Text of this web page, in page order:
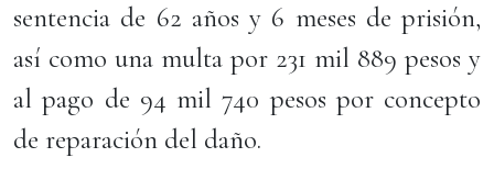
sentencia de 62 años y 6 meses de prisión,
así como una multa por 231 mil 889 pesos y
al pago de 94 mil 740 pesos por concepto
de reparación del daño.